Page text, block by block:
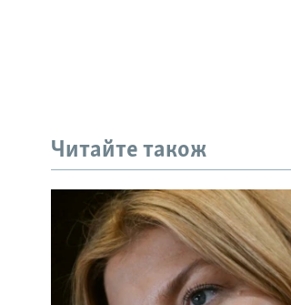
Читайте також